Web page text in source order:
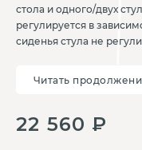
стола и одного/двух
регулируется в
сиденья стула не
каркасе. Столешница
износостойким
доукомплектованы
Читать
22 560 ₽